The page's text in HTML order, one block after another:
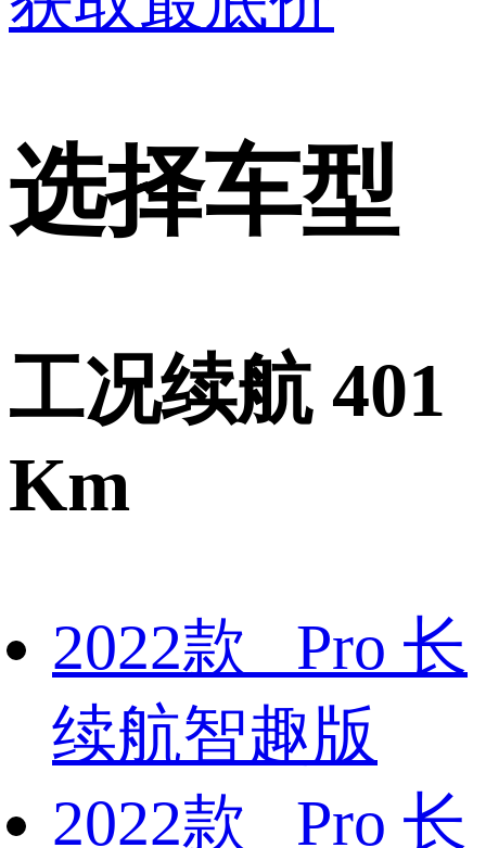
选择车型
工况续航 401
Km
2022款 Pro 长
续航智趣版
2022款 Pro 长